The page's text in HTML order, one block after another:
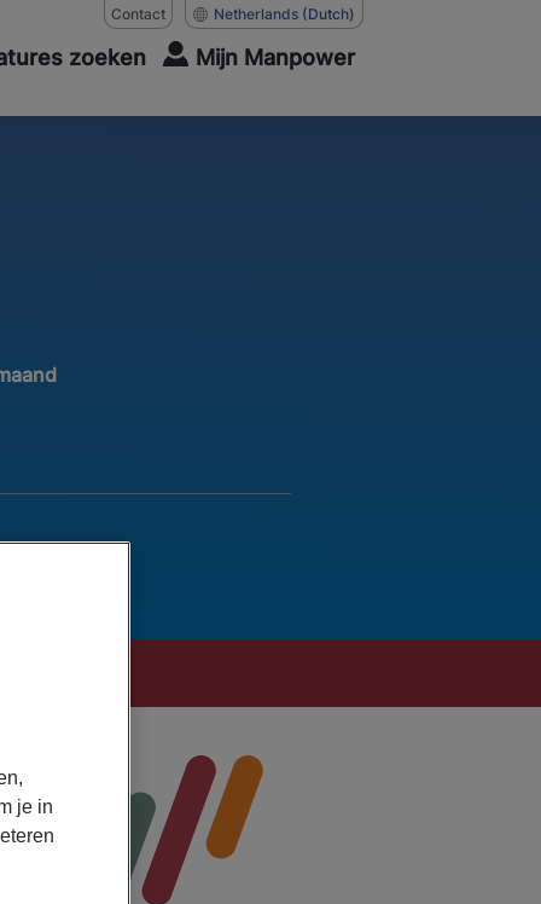
Contact Netherlands (Dutch)
zoeken Mijn Manpower
je in